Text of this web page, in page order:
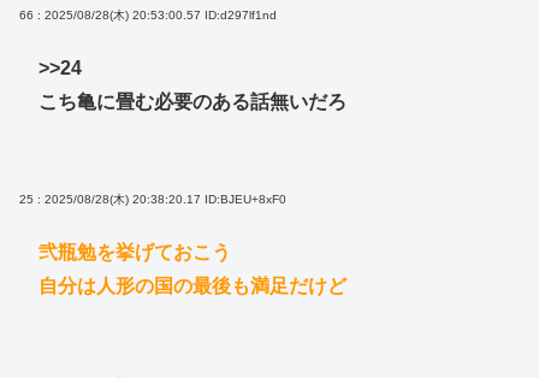
66 : 2025/08/28(木) 20:53:00.57 ID:d297lf1nd
>>24
こち亀に畳む必要のある話無いだろ
25 : 2025/08/28(木) 20:38:20.17 ID:BJEU+8xF0
弐瓶勉を挙げておこう
自分は人形の国の最後も満足だけど